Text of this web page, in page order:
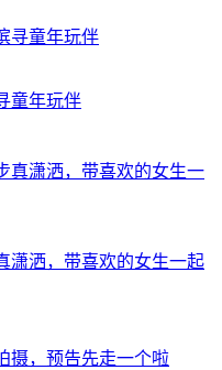
童年玩伴
潇洒，带喜欢的女生一起